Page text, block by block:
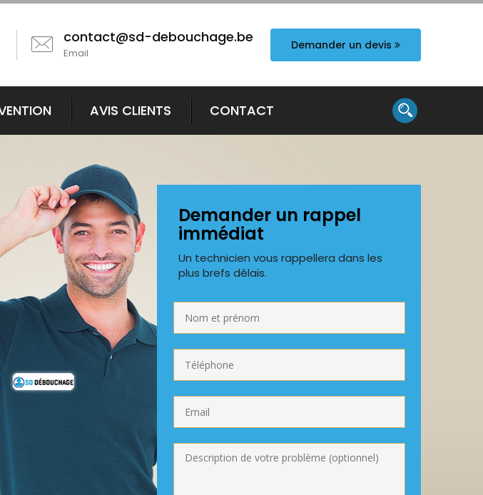
contact@sd-debouchage.be
Email
Demander un devis
AVIS CLIENTS CONTACT
Demander un rappel
immédiat
Un technicien vous rappellera dans les
plus brefs délais.